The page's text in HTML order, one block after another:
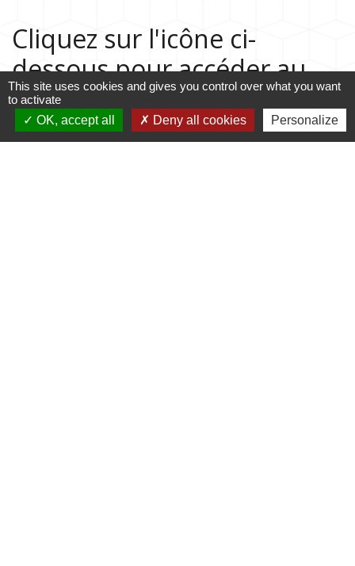
Cliquez sur l'icône ci-
dessous pour accéder au
guide des démarches
administratives
This site uses cookies and gives you control over what you want
to activate
OK, accept all
Deny all cookies Personalize